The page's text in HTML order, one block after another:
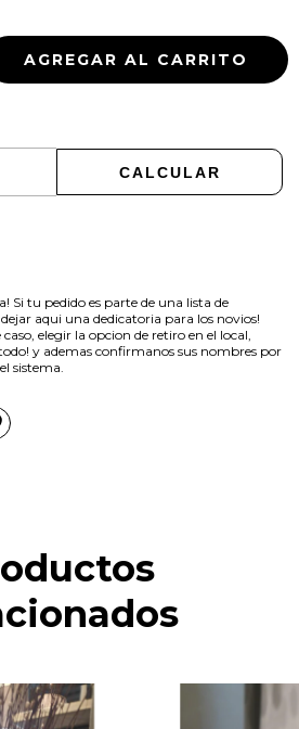
CALCULAR
Si tu pedido es parte de una lista de
aqui una dedicatoria para los novios!
caso, elegir la opcion de retiro en el local,
y ademas confirmanos sus nombres por
sistema.